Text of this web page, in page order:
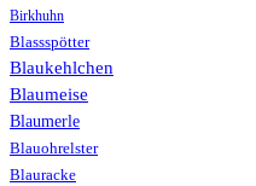
Birkhuhn
Blassspötter
Blaukehlchen
Blaumeise
Blaumerle
Blauohrelster
Blauracke